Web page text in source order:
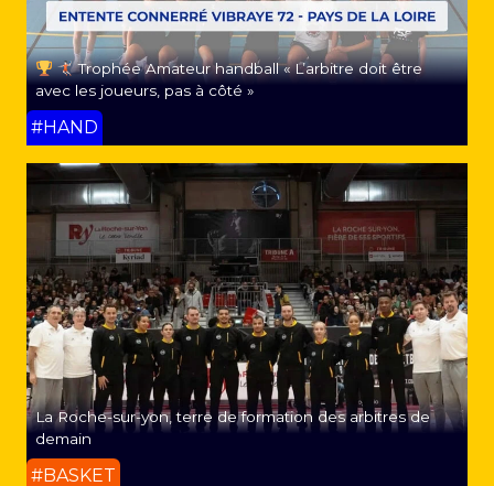
Trophée Amateur handball « L’arbitre doit être
avec les joueurs, pas à côté »
#HAND
La Roche-sur-yon, terre de formation des arbitres de
demain
#BASKET